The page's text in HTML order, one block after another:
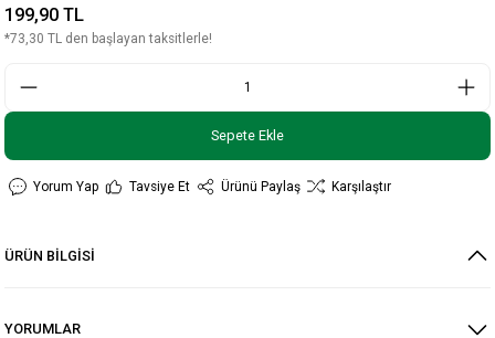
199,90 TL
*73,30 TL den başlayan taksitlerle!
Sepete Ekle
Yorum Yap Tavsiye Et Ürünü Paylaş Karşılaştır
ÜRÜN BİLGİSİ
YORUMLAR